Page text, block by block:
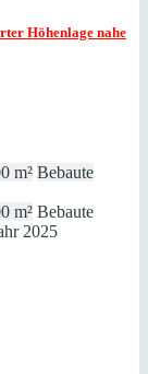
Höhenlage nahe
m² Bebaute
m² Bebaute
2025